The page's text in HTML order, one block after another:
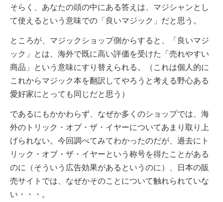
そらく、あなたの頭の中にある答えは、マジシャンとし
て使えるという意味での「良いマジック」だと思う。
ところが、マジックショップ側からすると、「良いマジ
ック」とは、海外で既に高い評価を受けた「売れやすい
商品」という意味にすり替えられる。（これは個人的に
これからマジック本を翻訳してやろうと考える野心ある
愛好家にとっても同じだと思う）
であるにもかかわらず、なぜか多くのショップでは、海
外のトリック・オブ・ザ・イヤーについてあまり取り上
げられない。今回調べてみてわかったのだが、過去にト
リック・オブ・ザ・イヤーという称号を得たことがある
のに（そういう広告効果があるというのに）、日本の販
売サイトでは、なぜかそのことについて触れられていな
い・・・。